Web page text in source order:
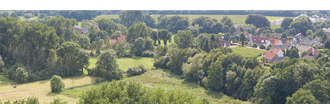
Inhalt
springen